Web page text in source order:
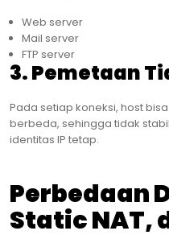
Web server
Mail server
FTP server
3. Pemetaan
Pada setiap koneksi, host
berbeda, sehingga tidak
identitas IP tetap.
Perbedaan
Static NAT,